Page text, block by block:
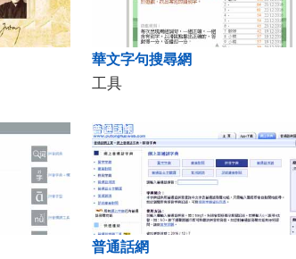
華文字句搜尋網
工具
普通話網